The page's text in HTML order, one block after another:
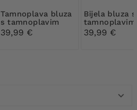
Tamnoplava bluza
s tamnoplavim
cvijećem
39,99 €
Bijela bluza s
tamnoplavim
cvijećem
39,99 €
